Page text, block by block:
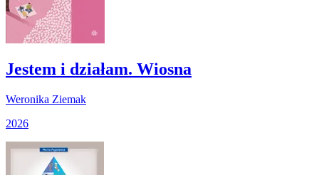
Jestem i działam. Wiosna
Weronika Ziemak
2026